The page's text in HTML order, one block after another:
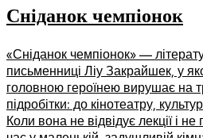
Сніданок чемпіонок
«Сніданок чемпіонок» —
письменниці Ліу Закрайшек, у
головною героїнею вирушає на
підробітки: до кінотеатру,
Коли вона не відвідує лекції і